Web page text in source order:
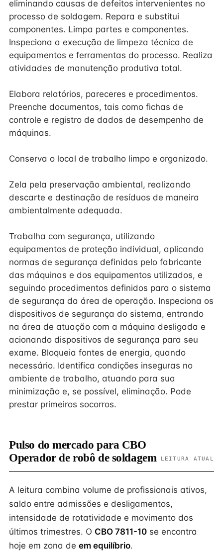
eliminando causas de defeitos intervenientes no
processo de soldagem. Repara e substitui
componentes. Limpa partes e componentes.
Inspeciona a execução de limpeza técnica de
equipamentos e ferramentas do processo. Realiza
atividades de manutenção produtiva total.
Elabora relatórios, pareceres e procedimentos.
Preenche documentos, tais como fichas de
controle e registro de dados de desempenho de
máquinas.
Conserva o local de trabalho limpo e organizado.
Zela pela preservação ambiental, realizando
descarte e destinação de resíduos de maneira
ambientalmente adequada.
Trabalha com segurança, utilizando
equipamentos de proteção individual, aplicando
normas de segurança definidas pelo fabricante
das máquinas e dos equipamentos utilizados, e
seguindo procedimentos definidos para o sistema
de segurança da área de operação. Inspeciona os
dispositivos de segurança do sistema, entrando
na área de atuação com a máquina desligada e
acionando dispositivos de segurança para seu
exame. Bloqueia fontes de energia, quando
necessário. Identifica condições inseguras no
ambiente de trabalho, atuando para sua
minimização e, se possível, eliminação. Pode
prestar primeiros socorros.
Pulso do mercado para CBO
Operador de robô de soldagem
LEITURA ATUAL
A leitura combina volume de profissionais ativos,
saldo entre admissões e desligamentos,
intensidade de rotatividade e movimento dos
últimos trimestres. O CBO 7811-10 se encontra
hoje em zona de em equilíbrio.